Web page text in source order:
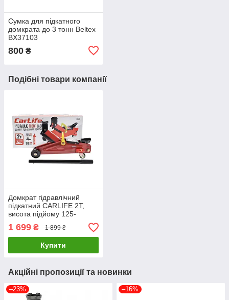
Сумка для підкатного
домкрата до 3 тонн Beltex
BX37103
800 ₴
Подібні товари компанії
Домкрат гідравлічний
підкатний CARLIFE 2Т,
висота підйому 125-
305мм,картонна упаковка
1 699 ₴ 1 899 ₴
Купити
Акційні пропозиції та новинки
–23% –16%